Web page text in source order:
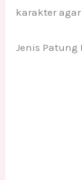
karakter
Jenis Patung